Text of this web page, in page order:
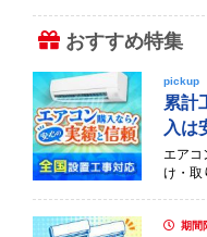
おすすめ特集
pickup
累計
入は
エアコ
け・取
期間